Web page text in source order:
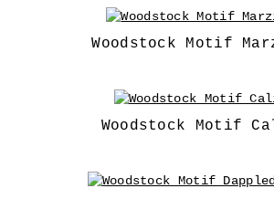
Woodstock Motif
Woodstock Motif